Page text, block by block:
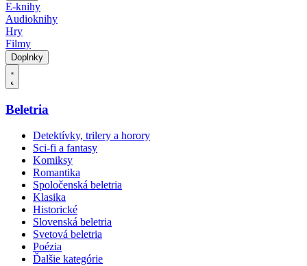
E-knihy
Audioknihy
Hry
Filmy
Doplnky
Beletria
Detektívky, trilery a horory
Sci-fi a fantasy
Komiksy
Romantika
Spoločenská beletria
Klasika
Historické
Slovenská beletria
Svetová beletria
Poézia
Ďalšie kategórie